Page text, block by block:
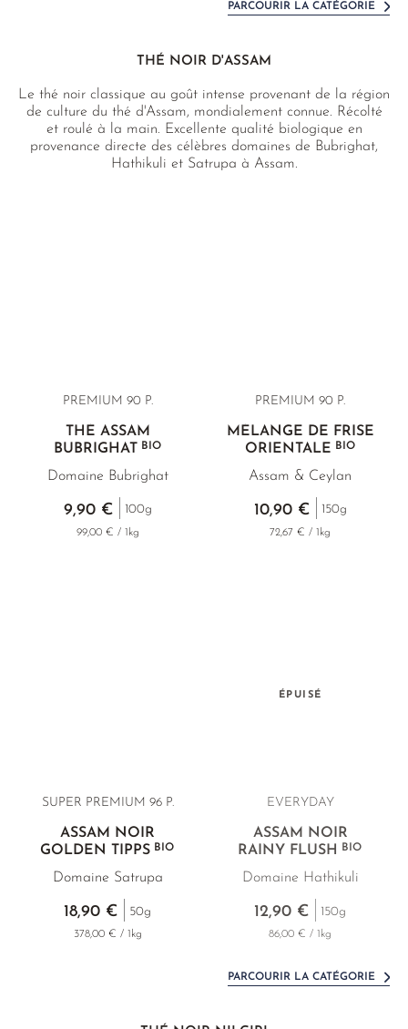
PARCOURIR LA CATÉGORIE
THÉ NOIR D'ASSAM
Le thé noir classique au goût intense provenant de la région
de culture du thé d'Assam, mondialement connue. Récolté
et roulé à la main. Excellente qualité biologique en
provenance directe des célèbres domaines de Bubrighat,
Hathikuli et Satrupa à Assam.
PREMIUM 90 P.
THÉ ASSAM
BUBRIGHAT BIO
Domaine Bubrighat
9,90 € 100g
99,00 € / 1kg
PREMIUM 90 P.
MÉLANGE DE FRISE
ORIENTALE BIO
Assam & Ceylan
10,90 € 150g
72,67 € / 1kg
SUPER PREMIUM 96 P.
ASSAM NOIR
GOLDEN TIPPSBIO
Domaine Satrupa
18,90 € 50g
378,00 € / 1kg
ÉPUISÉ
EVERYDAY
ASSAM NOIR
RAINY FLUSHBIO
Domaine Hathikuli
12,90 € 150g
86,00 € / 1kg
PARCOURIR LA CATÉGORIE